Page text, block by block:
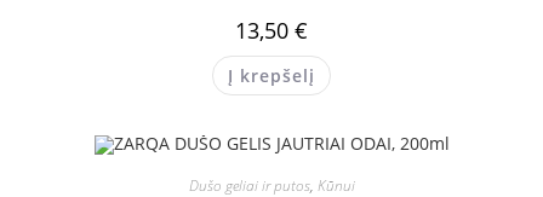
13,50 €
Į krepšelį
Dušo geliai ir putos, Kūnui